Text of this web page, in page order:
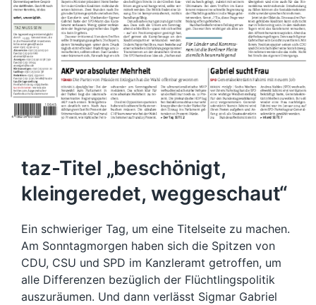
taz-Titel „beschönigt,
kleingeredet, weggeschaut“
Ein schwieriger Tag, um eine Titelseite zu machen.
Am Sonntagmorgen haben sich die Spitzen von
CDU, CSU und SPD im Kanzleramt getroffen, um
alle Differenzen bezüglich der Flüchtlingspolitik
auszuräumen. Und dann verlässt Sigmar Gabriel